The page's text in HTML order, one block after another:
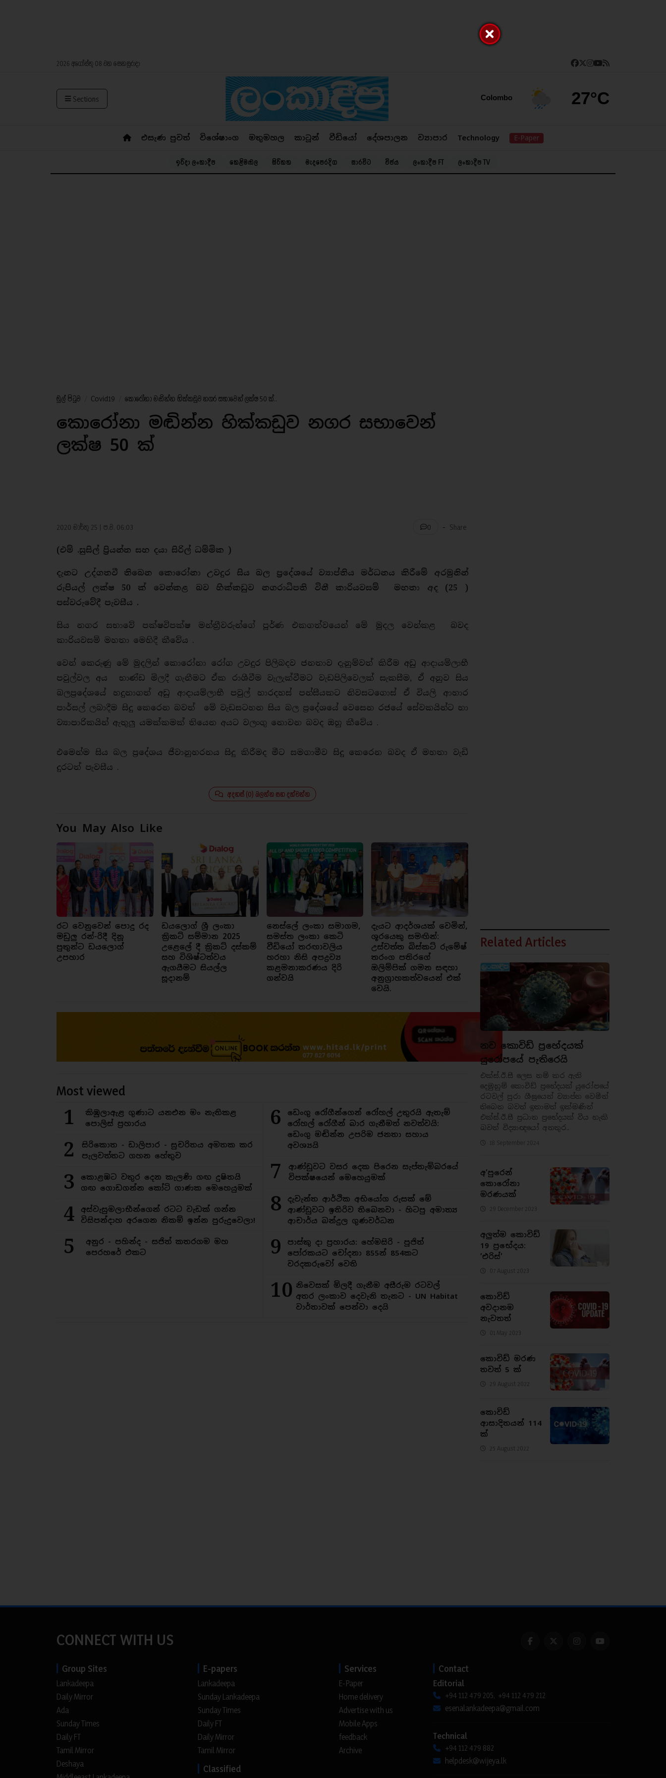
2026 අගෝස්තු 08 වන සෙනසුරාදා
Sections Colombo 27°C
එසැණ පුවත් විශේෂාංග මතුමහල කාටූන් වීඩියෝ දේශපාලන ව්‍යාපාර Technology E-Paper
ඉරිදා ලංකාදීප කෙළිමඬල සිරිකත මැදපෙරදිග සාරවිට විජය ලංකාදීප FT ලංකාදීප TV
මුල් පිටුව Covid19 කොරෝනා මඬින්න හික්කඩුව නගර සභාවෙන් ලක්ෂ 50 ක්..
කොරෝනා මඬින්න හික්කඩුව නගර සභාවෙන්
ලක්ෂ 50 ක්
2020 මාර්තු 25 | ප.ව. 06:03 0 - Share
(එම් .සුසිල් ප්‍රියන්ත සහ දයා සිරිල් ධම්මික )
දැනට උද්ගතවී තිබෙන කොරෝනා උවදුර සිය බල ප්‍රදේශයේ ව්‍යාප්තිය මර්ධනය කිරීමේ අරමුනින්
රුපියල් ලක්ෂ 50 ක් වෙන්කළ බව හික්කඩුව නගරාධිපති විනී කාරියවසම් මහතා අද (25 )
පස්වරුවේදී පැවසීය .
සිය නගර සභාවේ පක්ෂවිපක්ෂ මන්ත්‍රීවරුන්ගේ පූර්ණ එකගත්වයෙන් මේ මුදල වෙන්කළ බවද
කාරියවසම් මහතා මෙහිදී කීවේය .
වෙන් කෙරුණු මේ මුදලින් කොරෝනා රෝග උවදුර පිලිබදව ජනතාව දැනුම්වත් කිරීම අඩු ආදායම්ලාභී
පවුල්වල අය භාණ්ඩ මිලදී ගැනීමට ඒක රාශීවීම වැලැක්වීමට වැඩපිලිවෙලක් සැකසීම, ඒ අනුව සිය
බලප්‍රදේශයේ හදුනාගත් අඩු ආදායම්ලාභී පවුල් හාරදහස් පන්සීයකට නිවසටගොස් ඒ වියලි ආහාර
පාර්සල් ලබාදීම සිදු කෙරෙන බවත් මේ වැඩසටහන සිය බල ප්‍රදේශයේ වෙසෙන රජයේ සේවකයින්ට හා
ව්‍යාපාරිකයින් ඇතුලු යමක්කමක් තියෙන අයට වලංගු නොවන බවද ඔහු කීවේය .
එමෙන්ම සිය බල ප්‍රදේශය ජීවානුහරනය සිදු කිරීමද මීට සමගාමීව සිදු කෙරෙන බවද ඒ මහතා වැඩි
දුරටත් පැවසීය .
අදහස් (0) බලන්න සහ දක්වන්න
You May Also Like
රට වෙනුවෙන් පොදු රද
මඩුලු රන්-රිදී දිනූ
පුතුන්ට ඩයලොග්
උපහාර
ඩයලොග් ශ්‍රී ලංකා
ක්‍රිකට් සම්මාන 2025
උළෙලේ දී ක්‍රිකට් දස්කම්
සහ විශිෂ්ටත්වය
ඇගයීමට සියල්ල
සූදානම්
නෙස්ලේ ලංකා සමාගම,
සමස්ත ලංකා කෙටි
වීඩියෝ තරඟාවලිය
හරහා නිසි අපද්‍රව්‍ය
කළමනාකරණය දිරි
ගන්වයි
දැයට ආදර්ශයක් වෙමින්,
ශූරයෙකු සමඟින්:
උස්වත්ත බිස්කට් රුමේෂ්
තරංග පතිරගේ
ඔලිම්පික් ගමන සඳහා
අනුග්‍රාහකත්වයෙන් එක්
වෙයි.
Most viewed
1
කිඹුලාඇළ ගුණාට යනඑන මං නැතිකළ
පොලිස් ප්‍රහාරය
2
සිරිකොත - ඩාලිපාර - සුචරිතය අමතක කර
පැලවත්තට ගහන හේතුව
3
කොළඹට වතුර දෙන කැලණි ගඟ දුෂිතයි
ගඟ ගොඩගන්න කෝටි ගාණක මෙහෙයුමක්
4
අස්වැසුමලාභීන්ගෙන් රටට වැඩක් ගන්න
විසිපන්දාහ අරගෙන නිකම් ඉන්න පුරුදුවෙලා!
5
අනුර - පහින්ද - සජිත් කතරගම මහ
පෙරහරේ එකට
6
ඩෙංගු රෝගීන්ගෙන් රෝහල් උතුරයි ඇතැම්
රෝහල් රෝගීන් බාර ගැනීමත් නවත්වයි:
ඩෙංගු මඬින්න උපරිම ජනතා සහාය
අවශ්‍යයි
7
ආණ්ඩුවට වසර දෙක පිරෙන සැප්තැම්බරයේ
විපක්ෂයෙන් මෙහෙයුමක්
8
දැවැන්ත ආර්ථික අභියෝග රුසක් මේ
ආණ්ඩුවට ඉතිරිව තිබෙනවා - හිටපු අමාත්‍ය
ආචාර්ය බන්දුල ගුණවර්ධන
9
පාස්කු දා ප්‍රහාරය: හේමසිරි - පූජිත්
පෝරකයට චෝදනා 855න් 854කට
වරදකරුවෝ වෙති
10 නිවෙසක් මිලදී ගැනීම අසීරුම රටවල්
අතර ලංකාව දෙවැනි තැනට - UN Habitat
වාර්තාවක් පෙන්වා දෙයි
Related Articles
නව කොවිඩ් ප්‍රභේදයක්
යුරෝපයේ පැතිරෙයි
එක්ස්.ඊ.සී ලෙස නම් කර ඇති
දෙමුහුම් කොවිඩ් ප්‍රභේදයක් යුරෝපයේ
රටවල් පුරා ශීඝ්‍රයෙන් ව්‍යාප්ත වෙමින්
තිබෙන බවත් ඉතාමත් ඉක්මණින්
එක්ස්.ඊ.සී ප්‍රධාන ප්‍රභේදයක් විය හැකි
බවත් විද්‍යාඥයෝ අනතුර..
18 September 2024
අ’පුරෙන්
කොරෝනා
මරණයක්
29 December 2023
අලුත්ම කොවිඩ්
19 ප්‍රභේදය:
’එරිස්’
07 August 2023
කොවිඩ්
අවදානම
නැවතත්
01 May 2023
කොවිඩ් මරණ
තවත් 5 ක්
29 August 2022
කොවිඩ්
ආසාදිතයන් 114
ක්
25 August 2022
CONNECT WITH US
Group Sites
Lankadeepa
Daily Mirror
Ada
Sunday Times
Daily FT
Tamil Mirror
Deshaya
E-papers
Lankadeepa
Sunday Lankadeepa
Sunday Times
Daily FT
Daily Mirror
Tamil Mirror
Classified
Services
E-Paper
Home delivery
Advertise with us
Mobile Apps
feedback
Archive
Contact
Editorial
+94 112 479 205, +94 112 479 212
esenalankadeepa@gmail.com
Technical
+94 112 479 882
helpdesk@wijeya.lk